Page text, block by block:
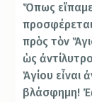
Ὅπως
πρὸς τὸν
ὡς
Ἁγίου εἶναι
βλάσφημη!